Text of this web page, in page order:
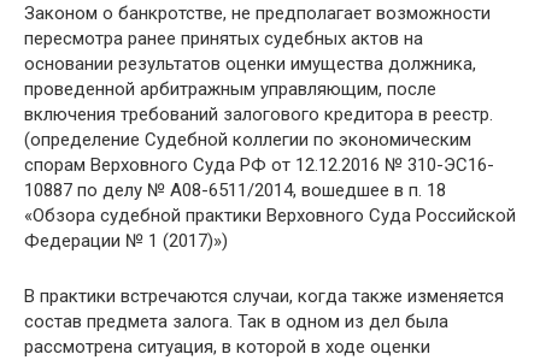
Законом о банкротстве, не предполагает возможности
пересмотра ранее принятых судебных актов на
основании результатов оценки имущества должника,
проведенной арбитражным управляющим, после
включения требований залогового кредитора в реестр.
(определение Судебной коллегии по экономическим
спорам Верховного Суда РФ от 12.12.2016 № 310-ЭС16-
10887 по делу № А08-6511/2014, вошедшее в п. 18
«Обзора судебной практики Верховного Суда Российской
Федерации № 1 (2017)»)
В практики встречаются случаи, когда также изменяется
состав предмета залога. Так в одном из дел была
рассмотрена ситуация, в которой в ходе оценки